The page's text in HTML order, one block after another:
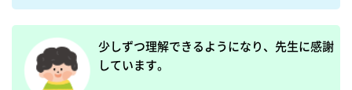
少しずつ理解できるようになり、先生に感謝
しています。